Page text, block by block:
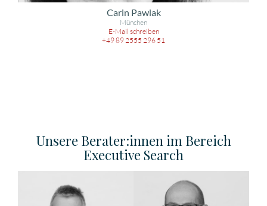
Carin Pawlak
München
E-Mail schreiben
+49 89 2555 296 51
Unsere Berater:innen im Bereich
Executive Search